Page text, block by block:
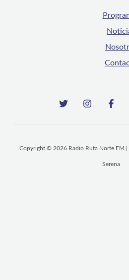
Copyright © 2026 Radio Ruta Norte FM |
Serena